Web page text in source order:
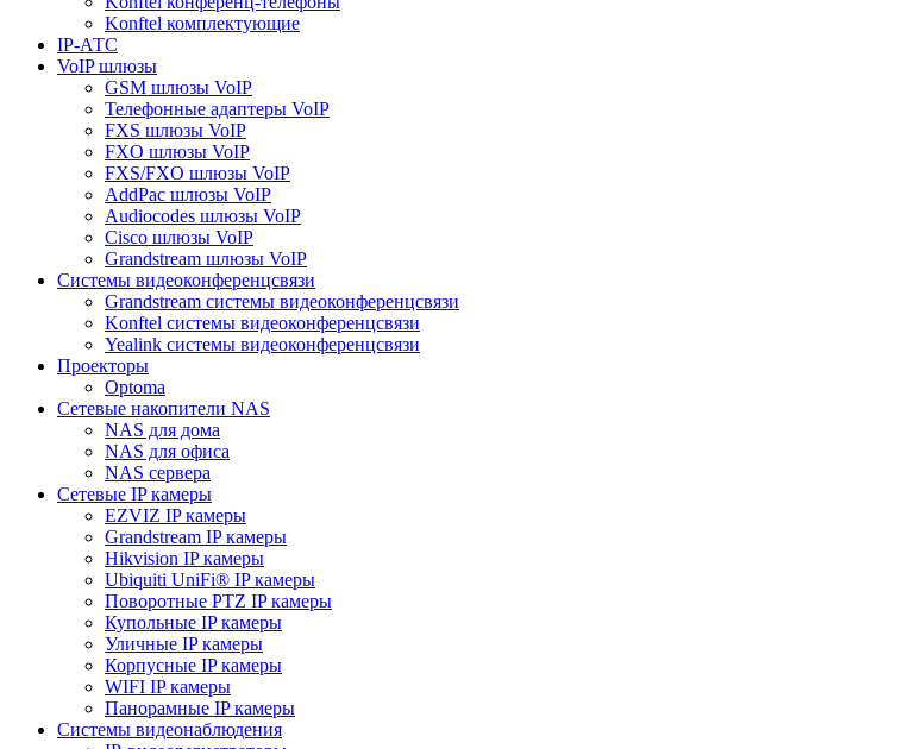
Konftel комплектующие
IP-АТС
VoIP шлюзы
GSM шлюзы VoIP
Телефонные адаптеры VoIP
FXS шлюзы VoIP
FXO шлюзы VoIP
FXS/FXO шлюзы VoIP
AddPac шлюзы VoIP
Audiocodes шлюзы VoIP
Cisco шлюзы VoIP
Grandstream шлюзы VoIP
Системы видеоконференцсвязи
Grandstream системы видеоконференцсвязи
Konftel системы видеоконференцсвязи
Yealink системы видеоконференцсвязи
Проекторы
Optoma
Сетевые накопители NAS
NAS для дома
NAS для офиса
NAS сервера
Сетевые IP камеры
EZVIZ IP камеры
Grandstream IP камеры
Hikvision IP камеры
Ubiquiti UniFi® IP камеры
Поворотные PTZ IP камеры
Купольные IP камеры
Уличные IP камеры
Корпусные IP камеры
WIFI IP камеры
Панорамные IP камеры
Системы видеонаблюдения